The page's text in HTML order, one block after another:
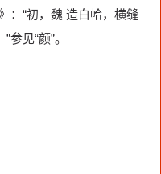
：“初，魏 造白帢，横缝
见“颜”。